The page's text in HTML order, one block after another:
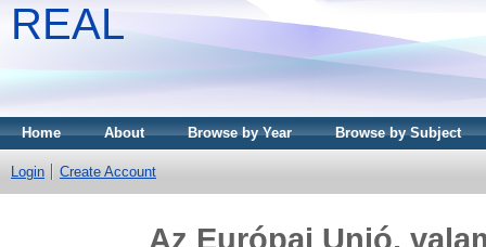
REAL
Home About Browse by Year Browse by Subject
Login Create Account
Az Európai Unió,